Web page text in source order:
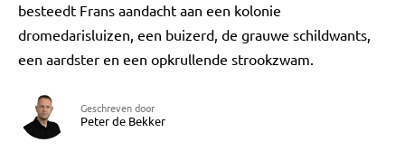
besteedt Frans aandacht aan een kolonie
dromedarisluizen, een buizerd, de grauwe schildwants,
een aardster en een opkrullende strookzwam.
Geschreven door
Peter de Bekker